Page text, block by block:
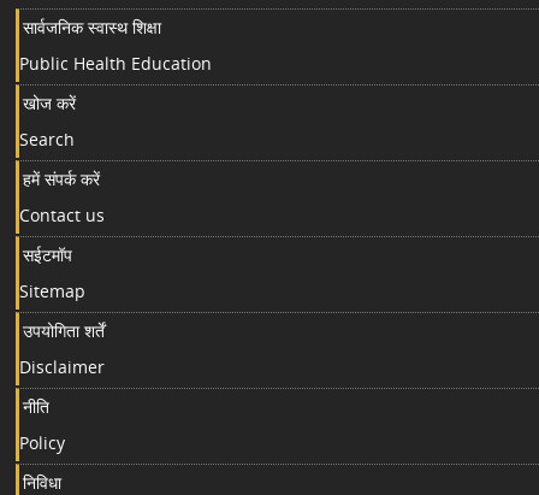
सार्वजनिक स्वास्थ शिक्षा
Public Health Education
खोज करें
Search
हमें संपर्क करें
Contact us
सईटमॉप
Sitemap
उपयोगिता शर्तें
Disclaimer
नीति
Policy
निविधा